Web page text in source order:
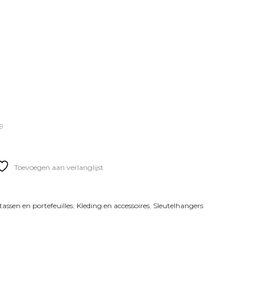
Toevoegen aan verlanglijst
en portefeuilles, Kleding en accessoires, Sleutelhangers